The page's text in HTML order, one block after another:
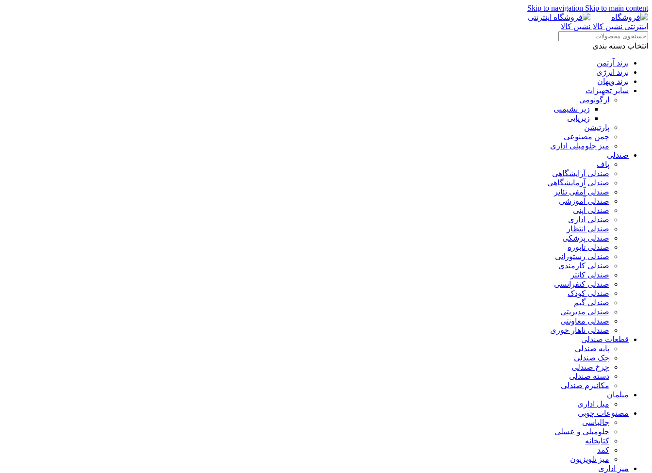
Skip to navigation Skip to main content
انتخاب دسته بندی
برند آرتمن
برند انرژی
برند ویهان
سایر تجهیزات
ارگونومی
زیر نشیمنی
زیرپایی
پارتیشن
چمن مصنوعی
میز جلومبلی اداری
صندلی
پاف
صندلی آرایشگاهی
صندلی آزمایشگاهی
صندلی آمفی تئاتر
صندلی آموزشی
صندلی اپنی
صندلی اداری
صندلی انتظار
صندلی پزشکی
صندلی تابوره
صندلی رستورانی
صندلی کارمندی
صندلی کانتر
صندلی کنفرانسی
صندلی کودک
صندلی گیم
صندلی مدیریتی
صندلی معاونتی
صندلی ناهار خوری
قطعات صندلی
پایه صندلی
جک صندلی
چرخ صندلی
دسته صندلی
مکانیزم صندلی
مبلمان
مبل اداری
مصنوعات چوبی
جالباسی
جلومبلی و عسلی
کتابخانه
کمد
میز تلویزیون
میز اداری